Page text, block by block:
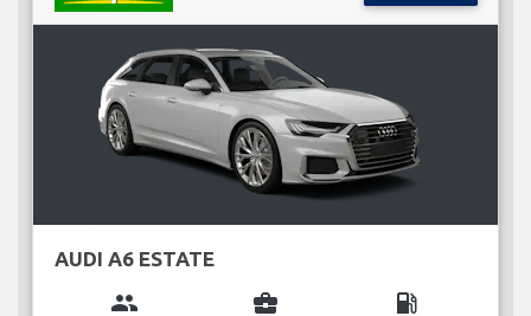
AUDI A6 ESTATE
group business_center local_gas_station